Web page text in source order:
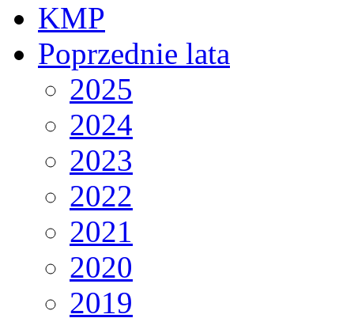
KMP
Poprzednie lata
2025
2024
2023
2022
2021
2020
2019